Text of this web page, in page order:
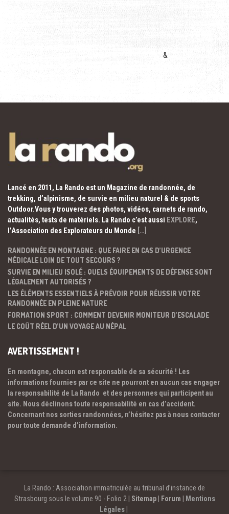
&
Lancé en 2011, La Rando est un Magazine de randonnée, de
trekking, d’alpinisme, de survie en milieu naturel & de sports
Outdoor.Vous y trouverez des photos, vidéos, carnets de rando,
actualités, tests de matériels. La Rando c’est aussi EXPLORE,
l’Association des Explorateurs du Monde […]
RANDONNÉE EN MONTAGNE : QUE FAIRE EN CAS D’URGENCE
MÉDICALE LOIN DE TOUT SECOURS ?
SURVIE EN MILIEU ISOLÉ : QUELS ÉQUIPEMENTS DE DÉFENSE SONT
LÉGALEMENT AUTORISÉS ?
LES ÉLÉMENTS ESSENTIELS À PRÉVOIR POUR RÉUSSIR VOTRE
RANDONNÉE EN PLEINE NATURE
FORMATION SPORT : COMMENT DEVENIR MONITEUR D’ESCALADE
LE COÛT RÉEL D’UN VOYAGE AU NÉPAL
AVERTISSEMENT !
En montagne, chacun est responsable de sa sécurité ! Les
informations fournies par ce site ne pourront en aucun cas engager
la responsabilité de La Rando et des personnes qui participent au
site. Nous déclinons toute responsabilité en cas d’accident.
Concernant nos sorties randonnées, n’hésitez pas à nous contacter
pour toute demande d’information.
La Rando : Association immatriculée au tribunal d’instance de
Strasbourg sous le volume 90 - Folio 2 | Sitemap| Forum
Mentions
Légales